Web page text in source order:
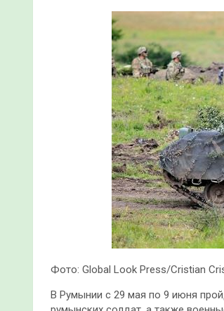
Фото: Global Look Press/Cristian
В Румынии с 29 мая по 9 июня